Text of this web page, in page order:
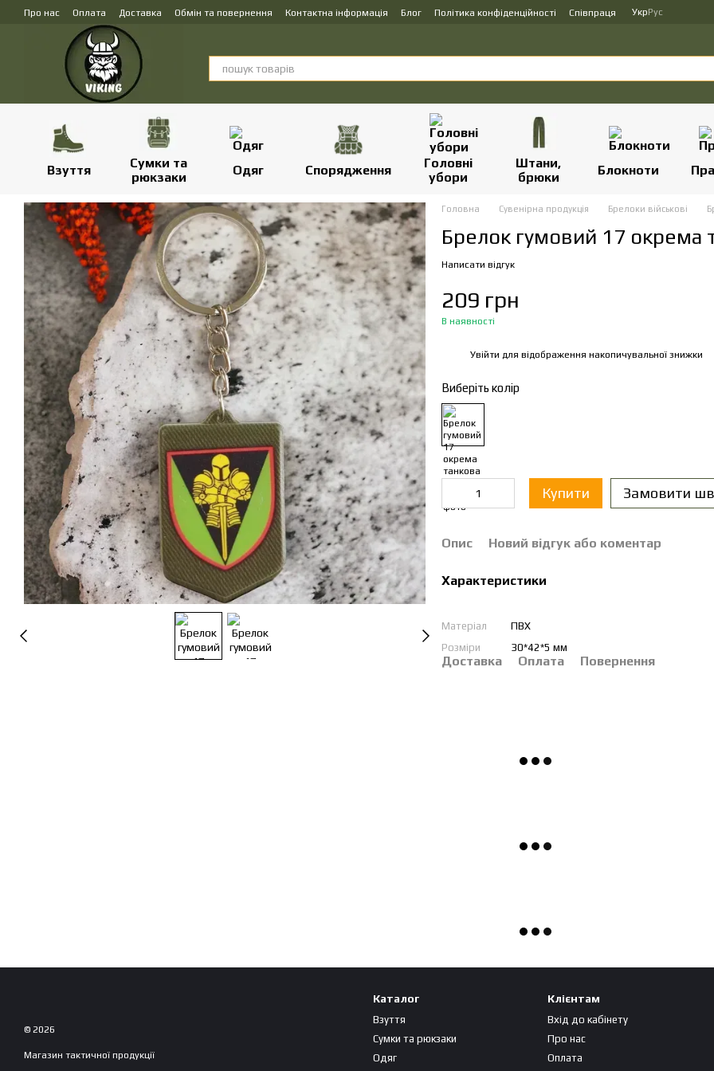
Перейти до основного контенту
Про нас Оплата Доставка Обмін та повернення Контактна інформація Блог Політика конфіденційності Співпраця УкрРус
Взуття
Сумки та
рюкзаки
Одяг Спорядження
Головні
убори
Штани,
брюки
Блокноти
Головна Сувенірна продукція Брелоки військові
Брелок гумовий 17 окрема
Написати відгук
209 грн
В наявності
Увійти для відображення накопичувальної знижки
Виберіть колір
Купити Замовити
Опис Новий відгук або коментар
Характеристики
Матеріал
ПВХ
Розміри
30*42*5 мм
Доставка Оплата Повернення
© 2026
Магазин тактичної продукції
Каталог
Взуття
Сумки та рюкзаки
Одяг
Клієнтам
Вхід до кабінету
Про нас
Оплата